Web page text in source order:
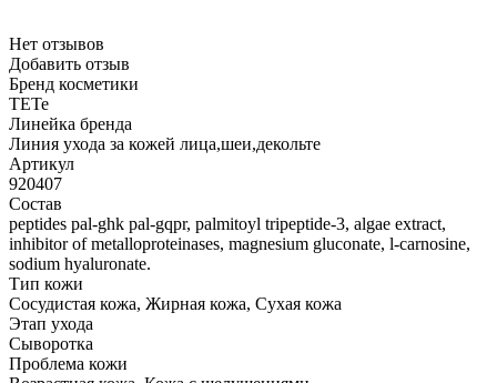
Нет отзывов
Добавить отзыв
Бренд косметики
TETe
Линейка бренда
Линия ухода за кожей лица,шеи,декольте
Артикул
920407
Состав
peptides pal-ghk pal-gqpr, palmitoyl tripeptide-3, algae extract,
inhibitor of metalloproteinases, magnesium gluconate, l-carnosine,
sodium hyaluronate.
Тип кожи
Сосудистая кожа, Жирная кожа, Сухая кожа
Этап ухода
Сыворотка
Проблема кожи